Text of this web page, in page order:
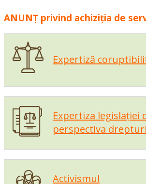
ANUNȚ privind achiziția de
Expertiză
Expertiza legislației
perspectiva
Activismul